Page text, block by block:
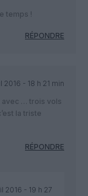
temps !
RÉPONDRE
2016 - 18 h 21 min
avec … trois vols
la triste
RÉPONDRE
2016 - 19 h 27